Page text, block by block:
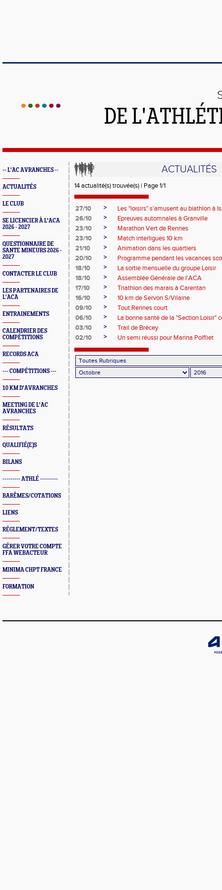
DE
-- L'AC AVRANCHES --
ACTUALITÉS
LE CLUB
SE LICENCIER À L'ACA
2026 - 2027
QUESTIONNAIRE DE
SANTE MINEURS 2026 -
2027
CONTACTER LE CLUB
LES PARTENAIRES DE
L'ACA
ENTRAINEMENTS
CALENDRIER DES
COMPÉTITIONS
RECORDS ACA
--- COMPÉTITIONS ---
10 KM D'AVRANCHES
MEETING DE L'AC
AVRANCHES
RÉSULTATS
QUALIFIÉ(E)S
BILANS
--------- ATHLÉ ---------
BARÊMES/COTATIONS
LIENS
RÉGLEMENT/TEXTES
GÉRER VOTRE COMPTE
FFA WEBACTEUR
MINIMA CHPT FRANCE
FORMATION
ACTUALITÉS
14 actualité(s) trouvée(s) | Page 1/1
27/10 >
Les "loisirs" s'amusent au biathlon à
26/10
>
Epreuves automnales à Granville
23/10
>
Marathon Vert de Rennes
23/10
>
Match interligues 10 km
21/10
>
Animation dans les quartiers
20/10
>
Programme pendant les vacances
18/10
>
La sortie mensuelle du groupe Loisir
18/10
>
Assemblée Générale de l'ACA
17/10
>
Triathlon des marais à Carentan
16/10
>
10 km de Servon S/Vilaine
09/10
>
Tout Rennes court
06/10
>
La bonne santé de la "Section Loisir"
03/10
>
Trail de Brécey
02/10
> Un semi réussi pour Marina Polfliet